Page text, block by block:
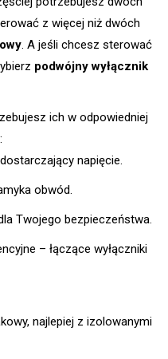
z więcej niż dwóch
. A jeśli chcesz sterować
podwójny wyłącznik
ich w odpowiedniej
napięcie.
obwód.
Twojego bezpieczeństwa.
– łączące wyłączniki
najlepiej z izolowanymi